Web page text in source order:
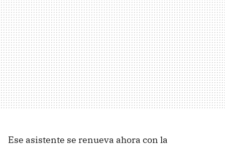
Ese asistente se renueva ahora con la